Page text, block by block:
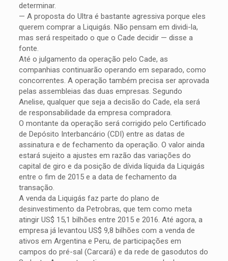
determinar.
— A proposta do Ultra é bastante agressiva porque eles
querem comprar a Liquigás. Não pensam em dividi-la,
mas será respeitado o que o Cade decidir — disse a
fonte.
Até o julgamento da operação pelo Cade, as
companhias continuarão operando em separado, como
concorrentes. A operação também precisa ser aprovada
pelas assembleias das duas empresas. Segundo
Anelise, qualquer que seja a decisão do Cade, ela será
de responsabilidade da empresa compradora.
O montante da operação será corrigido pelo Certificado
de Depósito Interbancário (CDI) entre as datas de
assinatura e de fechamento da operação. O valor ainda
estará sujeito a ajustes em razão das variações do
capital de giro e da posição de dívida líquida da Liquigás
entre o fim de 2015 e a data de fechamento da
transação.
A venda da Liquigás faz parte do plano de
desinvestimento da Petrobras, que tem como meta
atingir US$ 15,1 bilhões entre 2015 e 2016. Até agora, a
empresa já levantou US$ 9,8 bilhões com a venda de
ativos em Argentina e Peru, de participações em
campos do pré-sal (Carcará) e da rede de gasodutos do